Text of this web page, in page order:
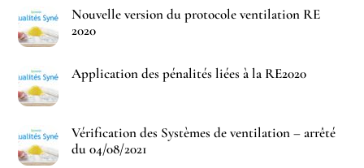
Nouvelle version du protocole ventilation RE
2020
Application des pénalités liées à la RE2020
Vérification des Systèmes de ventilation – arrêté
du 04/08/2021